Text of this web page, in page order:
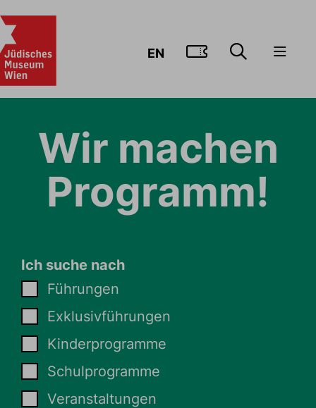
EN ZUM
Wir machen
Programm!
Ich suche nach
Führungen
Exklusivführungen
Kinderprogramme
Schulprogramme
Veranstaltungen